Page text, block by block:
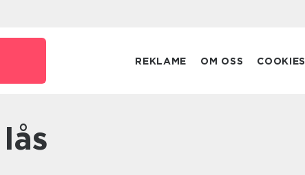
REKLAME OM OSS COOKIES